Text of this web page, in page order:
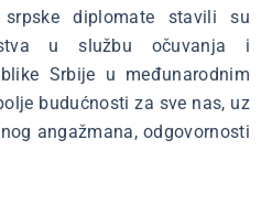
srpske diplomate stavili su
u službu očuvanja i
Srbije u međunarodnim
budućnosti za sve nas, uz
angažmana, odgovornosti